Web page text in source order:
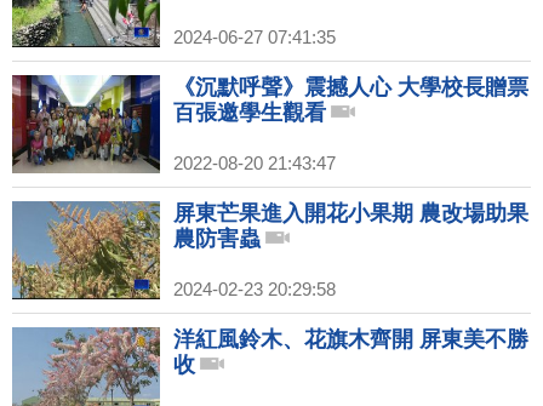
2024-06-27 07:41:35
《沉默呼聲》震撼人心 大學校長贈票
百張邀學生觀看
2022-08-20 21:43:47
屏東芒果進入開花小果期 農改場助果
農防害蟲
2024-02-23 20:29:58
洋紅風鈴木、花旗木齊開 屏東美不勝
收